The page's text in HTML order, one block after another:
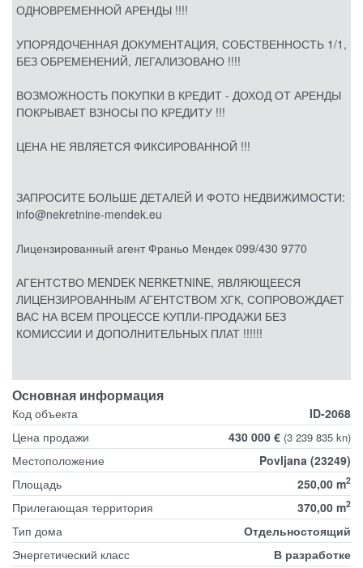
ОДНОВРЕМЕННОЙ АРЕНДЫ !!!!
УПОРЯДОЧЕННАЯ ДОКУМЕНТАЦИЯ, СОБСТВЕННОСТЬ 1/1,
БЕЗ ОБРЕМЕНЕНИЙ, ЛЕГАЛИЗОВАНО !!!!
ВОЗМОЖНОСТЬ ПОКУПКИ В КРЕДИТ - ДОХОД ОТ АРЕНДЫ
ПОКРЫВАЕТ ВЗНОСЫ ПО КРЕДИТУ !!!
ЦЕНА НЕ ЯВЛЯЕТСЯ ФИКСИРОВАННОЙ !!!
ЗАПРОСИТЕ БОЛЬШЕ ДЕТАЛЕЙ И ФОТО НЕДВИЖИМОСТИ:
info@nekretnine-mendek.eu
Лицензированный агент Франьо Мендек 099/430 9770
АГЕНТСТВО MENDEK NERKETNINE, ЯВЛЯЮЩЕЕСЯ
ЛИЦЕНЗИРОВАННЫМ АГЕНТСТВОМ ХГК, СОПРОВОЖДАЕТ
ВАС НА ВСЕМ ПРОЦЕССЕ КУПЛИ-ПРОДАЖИ БЕЗ
КОМИССИИ И ДОПОЛНИТЕЛЬНЫХ ПЛАТ !!!!!!
Основная информация
Код объекта
ID-2068
Цена продажи
430 000 € (3 239 835 kn)
Местоположение
Povljana (23249)
Площадь
250,00 m2
Прилегающая территория 370,00 m2
Тип дома
Отдельностоящий
Энергетический класс
В разработке